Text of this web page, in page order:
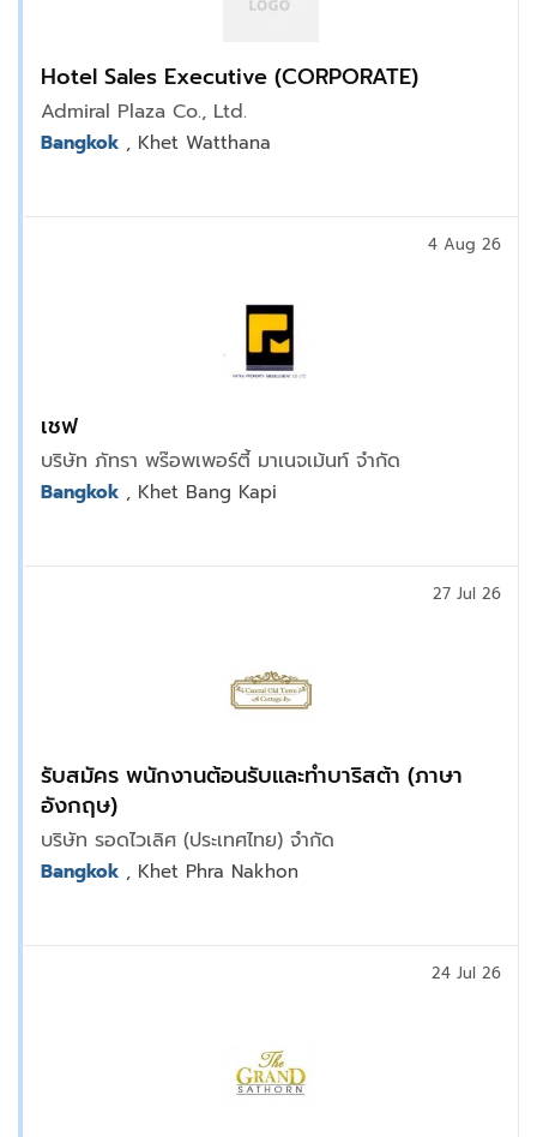
Hotel Sales Executive (CORPORATE)
Admiral Plaza Co., Ltd.
Bangkok , Khet Watthana
เชฟ
บริษัท ภัทรา พร๊อพเพอร์ตี้ มาเนจเม้นท์ จำกัด
4 Aug 26
Bangkok , Khet Bang Kapi
รับสมัคร พนักงานต้อนรับและทำบาริสต้า (ภาษา
อังกฤษ)
บริษัท รอดไวเลิศ (ประเทศไทย) จำกัด
27 Jul 26
Bangkok , Khet Phra Nakhon
24 Jul 26